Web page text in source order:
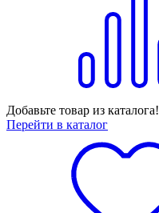
Добавьте товар из каталога!
Перейти в каталог